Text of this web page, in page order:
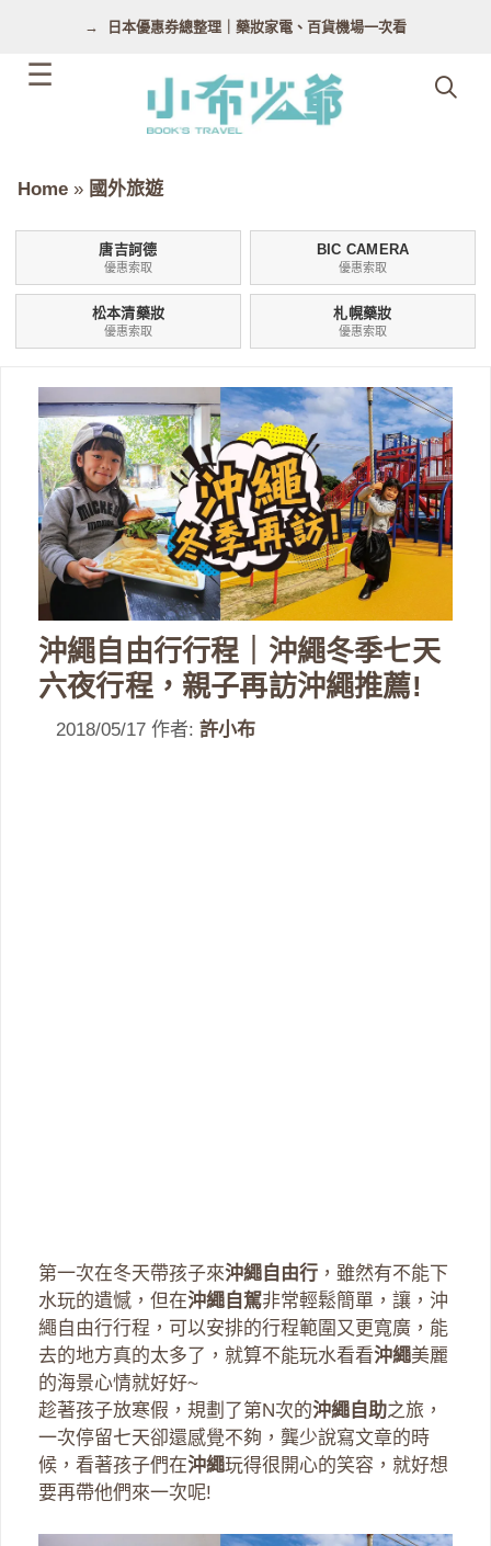
日本優惠券總整理｜藥妝家電、百貨機場一次看
Home » 國外旅遊
唐吉訶德
優惠索取
BIC CAMERA
優惠索取
松本清藥妝
優惠索取
札幌藥妝
優惠索取
沖繩自由行行程｜沖繩冬季七天
六夜行程，親子再訪沖繩推薦!
2018/05/17 作者: 許小布
第一次在冬天帶孩子來沖繩自由行 ，雖然有不能下
水玩的遺憾，但在沖繩自駕非常輕鬆簡單，讓，沖
繩自由行行程，可以安排的行程範圍又更寬廣，能
去的地方真的太多了，就算不能玩水看看沖繩美麗
的海景心情就好好~
趁著孩子放寒假，規劃了第N次的沖繩自助之旅，
一次停留七天卻還感覺不夠，龔少說寫文章的時
候，看著孩子們在沖繩玩得很開心的笑容，就好想
要再帶他們來一次呢!